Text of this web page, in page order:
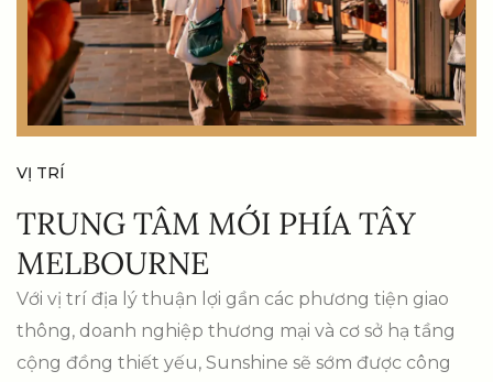
VỊ TRÍ
TRUNG TÂM MỚI PHÍA TÂY
MELBOURNE
Với vị trí địa lý thuận lợi gần các phương tiện giao
thông, doanh nghiệp thương mại và cơ sở hạ tầng
cộng đồng thiết yếu, Sunshine sẽ sớm được công